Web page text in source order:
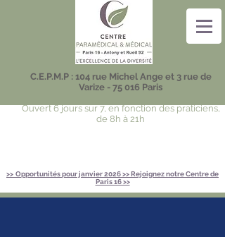
>> Opportunités pour janvier 2026 >> Rejoignez notre Centre de
Paris 16 >>
C.E.P.M.P : 104 rue Michel Ange et 3 rue de
Varize - 75 016 Paris
Ouvert 6 jours sur 7, en fonction des praticiens,
de 8h à 21h